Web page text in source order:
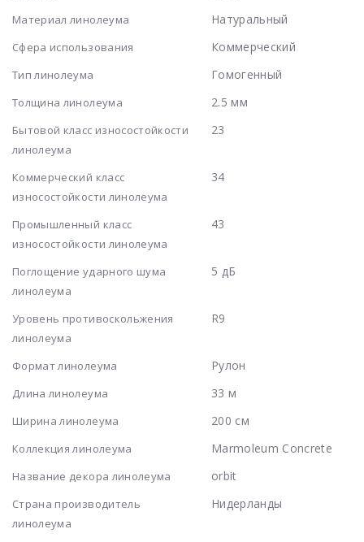
Материал линолеума Натуральный
Сфера использования Коммерческий
Тип линолеума Гомогенный
Толщина линолеума 2.5 мм
Бытовой класс износостойкости
линолеума
23
Коммерческий класс
износостойкости линолеума
34
Промышленный класс
износостойкости линолеума
43
Поглощение ударного шума
линолеума
5 дБ
Уровень противоскольжения
линолеума
R9
Формат линолеума Рулон
Длина линолеума 33 м
Ширина линолеума 200 см
Коллекция линолеума Marmoleum Concrete
Название декора линолеума orbit
Страна производитель
линолеума
Нидерланды